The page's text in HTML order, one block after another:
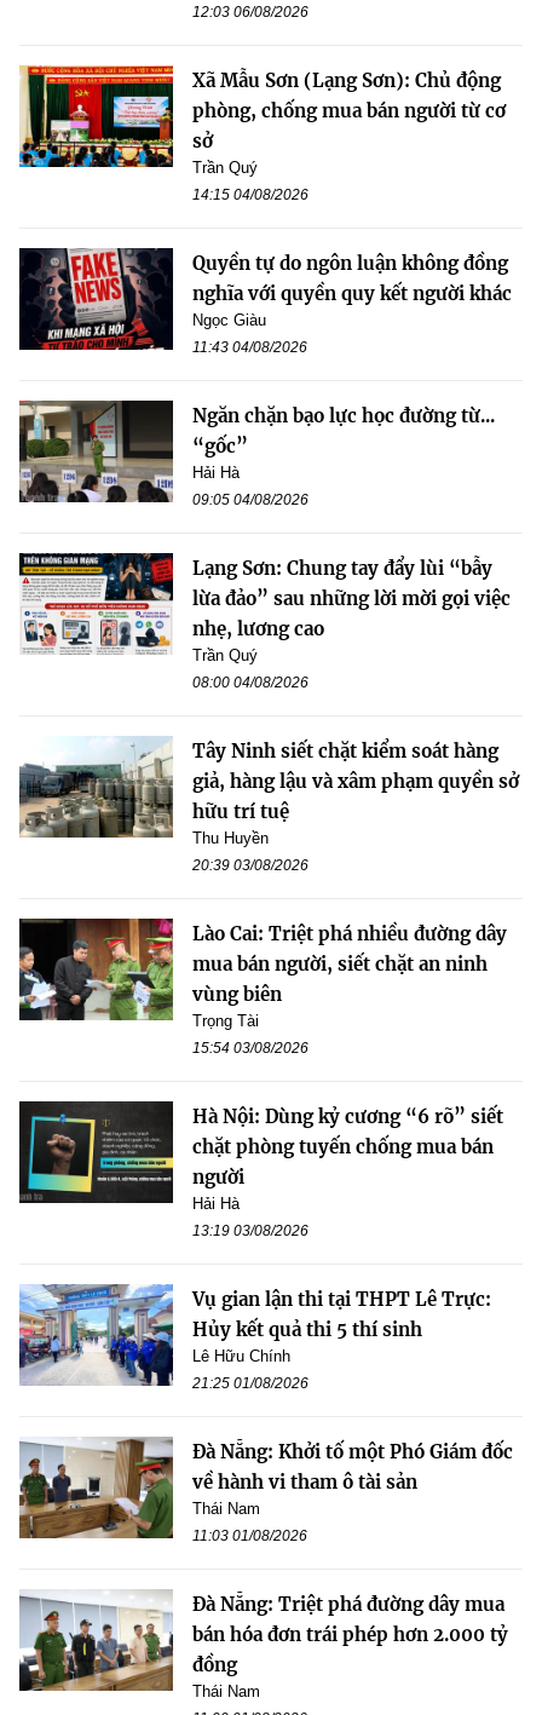
12:03 06/08/2026
Xã Mẫu Sơn (Lạng Sơn): Chủ động
phòng, chống mua bán người từ cơ
sở
Trần Quý
14:15 04/08/2026
Quyền tự do ngôn luận không đồng
nghĩa với quyền quy kết người khác
Ngọc Giàu
11:43 04/08/2026
Ngăn chặn bạo lực học đường từ...
“gốc”
Hải Hà
09:05 04/08/2026
Lạng Sơn: Chung tay đẩy lùi “bẫy
lừa đảo” sau những lời mời gọi việc
nhẹ, lương cao
Trần Quý
08:00 04/08/2026
Tây Ninh siết chặt kiểm soát hàng
giả, hàng lậu và xâm phạm quyền sở
hữu trí tuệ
Thu Huyền
20:39 03/08/2026
Lào Cai: Triệt phá nhiều đường dây
mua bán người, siết chặt an ninh
vùng biên
Trọng Tài
15:54 03/08/2026
Hà Nội: Dùng kỷ cương “6 rõ” siết
chặt phòng tuyến chống mua bán
người
Hải Hà
13:19 03/08/2026
Vụ gian lận thi tại THPT Lê Trực:
Hủy kết quả thi 5 thí sinh
Lê Hữu Chính
21:25 01/08/2026
Đà Nẵng: Khởi tố một Phó Giám đốc
về hành vi tham ô tài sản
Thái Nam
11:03 01/08/2026
Đà Nẵng: Triệt phá đường dây mua
bán hóa đơn trái phép hơn 2.000 tỷ
đồng
Thái Nam